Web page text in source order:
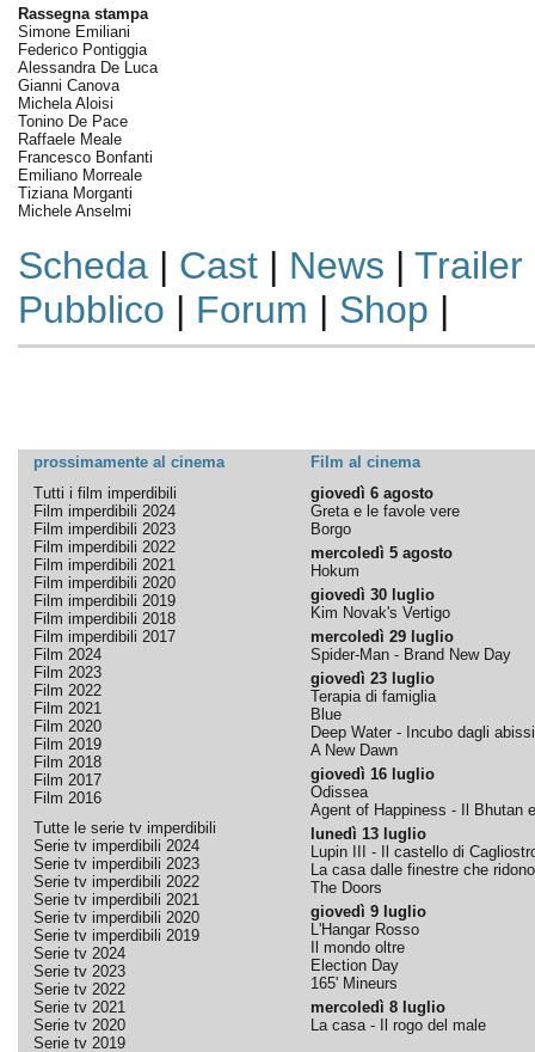
Rassegna stampa
Simone Emiliani
Federico Pontiggia
Alessandra De Luca
Gianni Canova
Michela Aloisi
Tonino De Pace
Raffaele Meale
Francesco Bonfanti
Emiliano Morreale
Tiziana Morganti
Michele Anselmi
Scheda| Cast| News | Trailer
Pubblico | Forum | Shop |
prossimamente al cinema
Film al cinema
Tutti i film imperdibili
Film imperdibili 2024
Film imperdibili 2023
Film imperdibili 2022
Film imperdibili 2021
Film imperdibili 2020
Film imperdibili 2019
Film imperdibili 2018
Film imperdibili 2017
Film 2024
Film 2023
Film 2022
Film 2021
Film 2020
Film 2019
Film 2018
Film 2017
Film 2016
Tutte le serie tv imperdibili
Serie tv imperdibili 2024
Serie tv imperdibili 2023
Serie tv imperdibili 2022
Serie tv imperdibili 2021
Serie tv imperdibili 2020
Serie tv imperdibili 2019
Serie tv 2024
Serie tv 2023
Serie tv 2022
Serie tv 2021
Serie tv 2020
Serie tv 2019
giovedì 6 agosto
Greta e le favole vere
Borgo
mercoledì 5 agosto
Hokum
giovedì 30 luglio
Kim Novak's Vertigo
mercoledì 29 luglio
Spider-Man - Brand New Day
giovedì 23 luglio
Terapia di famiglia
Blue
Deep Water - Incubo dagli abissi
A New Dawn
giovedì 16 luglio
Odissea
Agent of Happiness - Il Bhutan
lunedì 13 luglio
Lupin III - Il castello di
La casa dalle finestre che ridono
The Doors
giovedì 9 luglio
L'Hangar Rosso
Il mondo oltre
Election Day
165' Mineurs
mercoledì 8 luglio
La casa - Il rogo del male